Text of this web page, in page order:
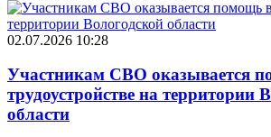
02.07.2026 10:28
Участникам СВО оказывается
трудоустройстве на территории
области